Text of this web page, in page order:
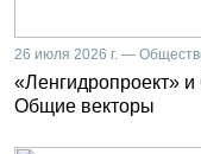
26 июля 2026 г. —
«Ленгидропроект»
Общие векторы